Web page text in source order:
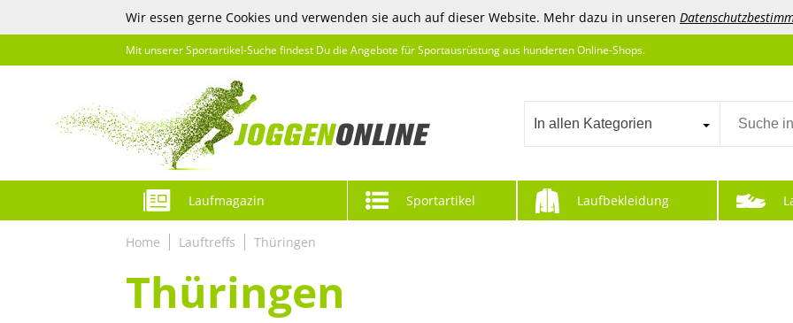
Wir essen gerne Cookies und verwenden sie auch auf dieser Website. Mehr dazu in unseren
Mit unserer Sportartikel-Suche findest Du die Angebote für Sportausrüstung aus hunderten Online-Shops.
In allen Kategorien
Laufmagazin Sportartikel Laufbekleidung
Home Lauftreffs Thüringen
Thüringen